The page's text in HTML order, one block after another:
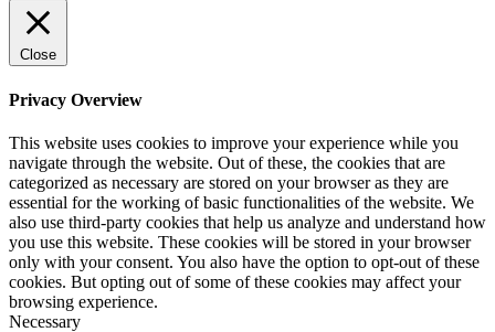
Close
Privacy Overview
This website uses cookies to improve your experience while you
navigate through the website. Out of these, the cookies that are
categorized as necessary are stored on your browser as they are
essential for the working of basic functionalities of the website. We
also use third-party cookies that help us analyze and understand how
you use this website. These cookies will be stored in your browser
only with your consent. You also have the option to opt-out of these
cookies. But opting out of some of these cookies may affect your
browsing experience.
Necessary